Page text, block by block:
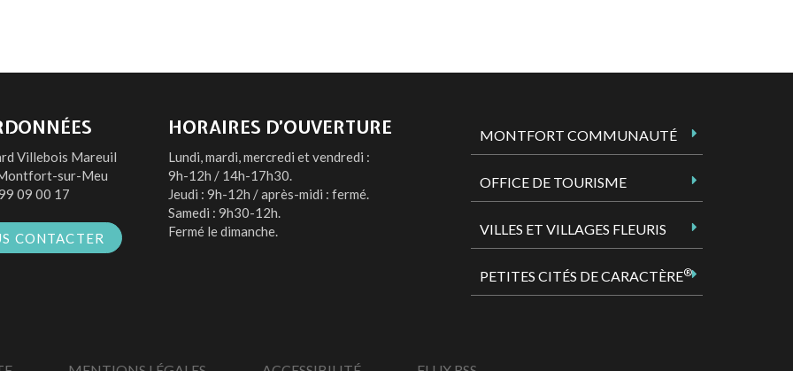
Villebois Mareuil
sur-Meu
09 00 17
CONTACTER
HORAIRES D’OUVERTURE
Lundi, mardi, mercredi et vendredi :
9h-12h / 14h-17h30.
Jeudi : 9h-12h / après-midi : fermé.
Samedi : 9h30-12h.
Fermé le dimanche.
MONTFORT COMMUNAUTÉ
OFFICE DE TOURISME
VILLES ET VILLAGES FLEURIS
PETITES CITÉS DE CARACTÈRE®